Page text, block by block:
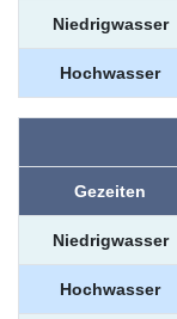
Niedrigwasser
Hochwasser
Gezeiten
Niedrigwasser
Hochwasser